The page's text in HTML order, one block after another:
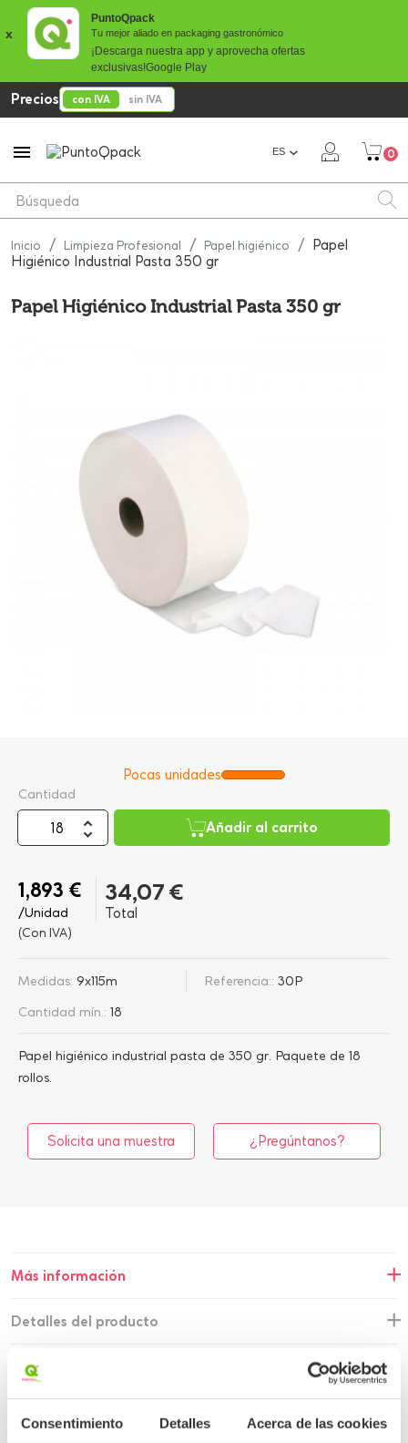
Consentimiento Detalles Acerca de las cookies
x
PuntoQpack
Tu mejor aliado en packaging gastronómico
¡Descarga nuestra app y aprovecha ofertas
exclusivas!Google Play
Precios con IVA sin IVA
 ES 0
Inicio Limpieza Profesional Papel higiénico
Papel
Higiénico Industrial Pasta 350 gr
Papel Higiénico Industrial Pasta 350 gr
1,893 €
/Unidad
(Con IVA)
34,07 €
Total
Papel higiénico industrial pasta de 350 gr. Paquete de 18
rollos.
Cantidad
Añadir al carrito
Medidas: 9x115m Referencia:: 30P
Cantidad mín.: 18
Solicita una muestra ¿Pregúntanos?
Pocas unidades
Más información
Detalles del producto
Opiniones